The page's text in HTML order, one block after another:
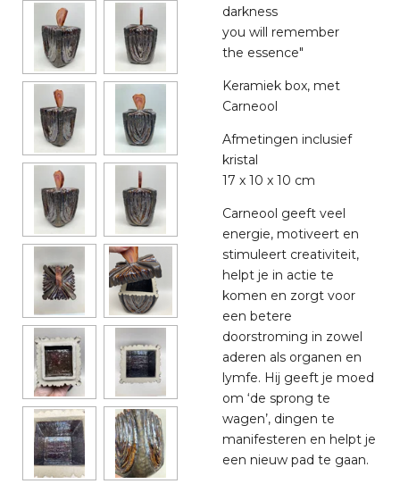
darkness
you will remember
the essence"
Keramiek box, met
Carneool
Afmetingen inclusief
kristal
17 x 10 x 10 cm
Carneool geeft veel
energie, motiveert en
stimuleert creativiteit,
helpt je in actie te
komen en zorgt voor
een betere
doorstroming in zowel
aderen als organen en
lymfe. Hij geeft je moed
om ‘de sprong te
wagen’, dingen te
manifesteren en helpt je
een nieuw pad te gaan.